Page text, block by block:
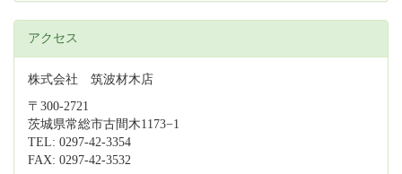
アクセス
株式会社 筑波材木店
〒300-2721
茨城県常総市古間木1173−1
TEL: 0297-42-3354
FAX: 0297-42-3532